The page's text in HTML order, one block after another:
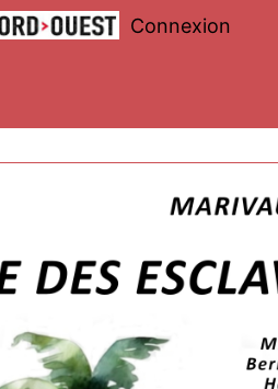
Connexion